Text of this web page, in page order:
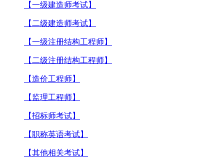
【一级建造师考试】
【二级建造师考试】
【一级注册结构工程师】
【二级注册结构工程师】
【造价工程师】
【监理工程师】
【招标师考试】
【职称英语考试】
【其他相关考试】